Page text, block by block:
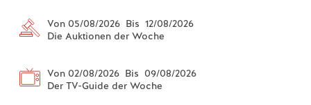
Von 05/08/2026 Bis 12/08/2026
Die Auktionen der Woche
Von 02/08/2026 Bis 09/08/2026
Der TV-Guide der Woche